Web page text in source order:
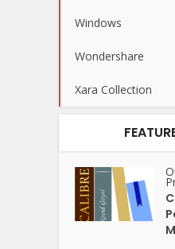
Windows
Wondershare
Xara Collection